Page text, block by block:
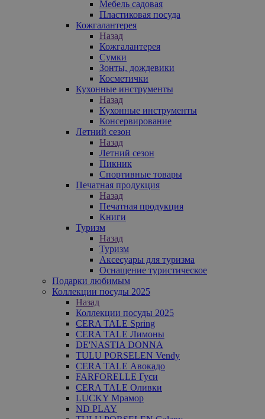
Мебель садовая
Пластиковая посуда
Кожгалантерея
Назад
Кожгалантерея
Сумки
Зонты, дождевики
Косметички
Кухонные инструменты
Назад
Кухонные инструменты
Консервирование
Летний сезон
Назад
Летний сезон
Пикник
Спортивные товары
Печатная продукция
Назад
Печатная продукция
Книги
Туризм
Назад
Туризм
Аксесуары для туризма
Оснащение туристическое
Подарки любимым
Коллекции посуды 2025
Назад
Коллекции посуды 2025
CERA TALE Spring
CERA TALE Лимоны
DE'NASTIA DONNA
TULU PORSELEN Vendy
CERA TALE Авокадо
FARFORELLE Гуси
CERA TALE Оливки
LUCKY Мрамор
ND PLAY